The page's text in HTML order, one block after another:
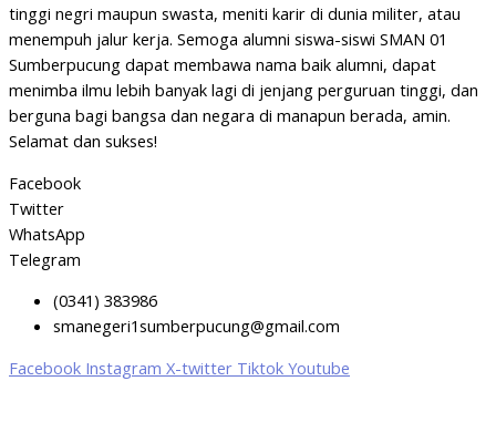
tinggi negri maupun swasta, meniti karir di dunia militer, atau
menempuh jalur kerja. Semoga alumni siswa-siswi SMAN 01
Sumberpucung dapat membawa nama baik alumni, dapat
menimba ilmu lebih banyak lagi di jenjang perguruan tinggi, dan
berguna bagi bangsa dan negara di manapun berada, amin.
Selamat dan sukses!
Facebook
Twitter
WhatsApp
Telegram
(0341) 383986
smanegeri1sumberpucung@gmail.com
Facebook Instagram X-twitter Tiktok Youtube